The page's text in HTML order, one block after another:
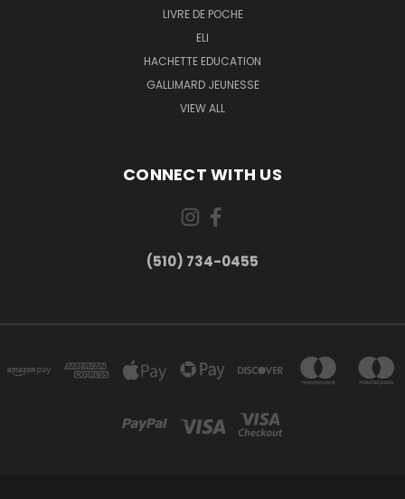
LIVRE DE POCHE
ELI
HACHETTE EDUCATION
GALLIMARD JEUNESSE
VIEW ALL
CONNECT WITH US
(510) 734-0455